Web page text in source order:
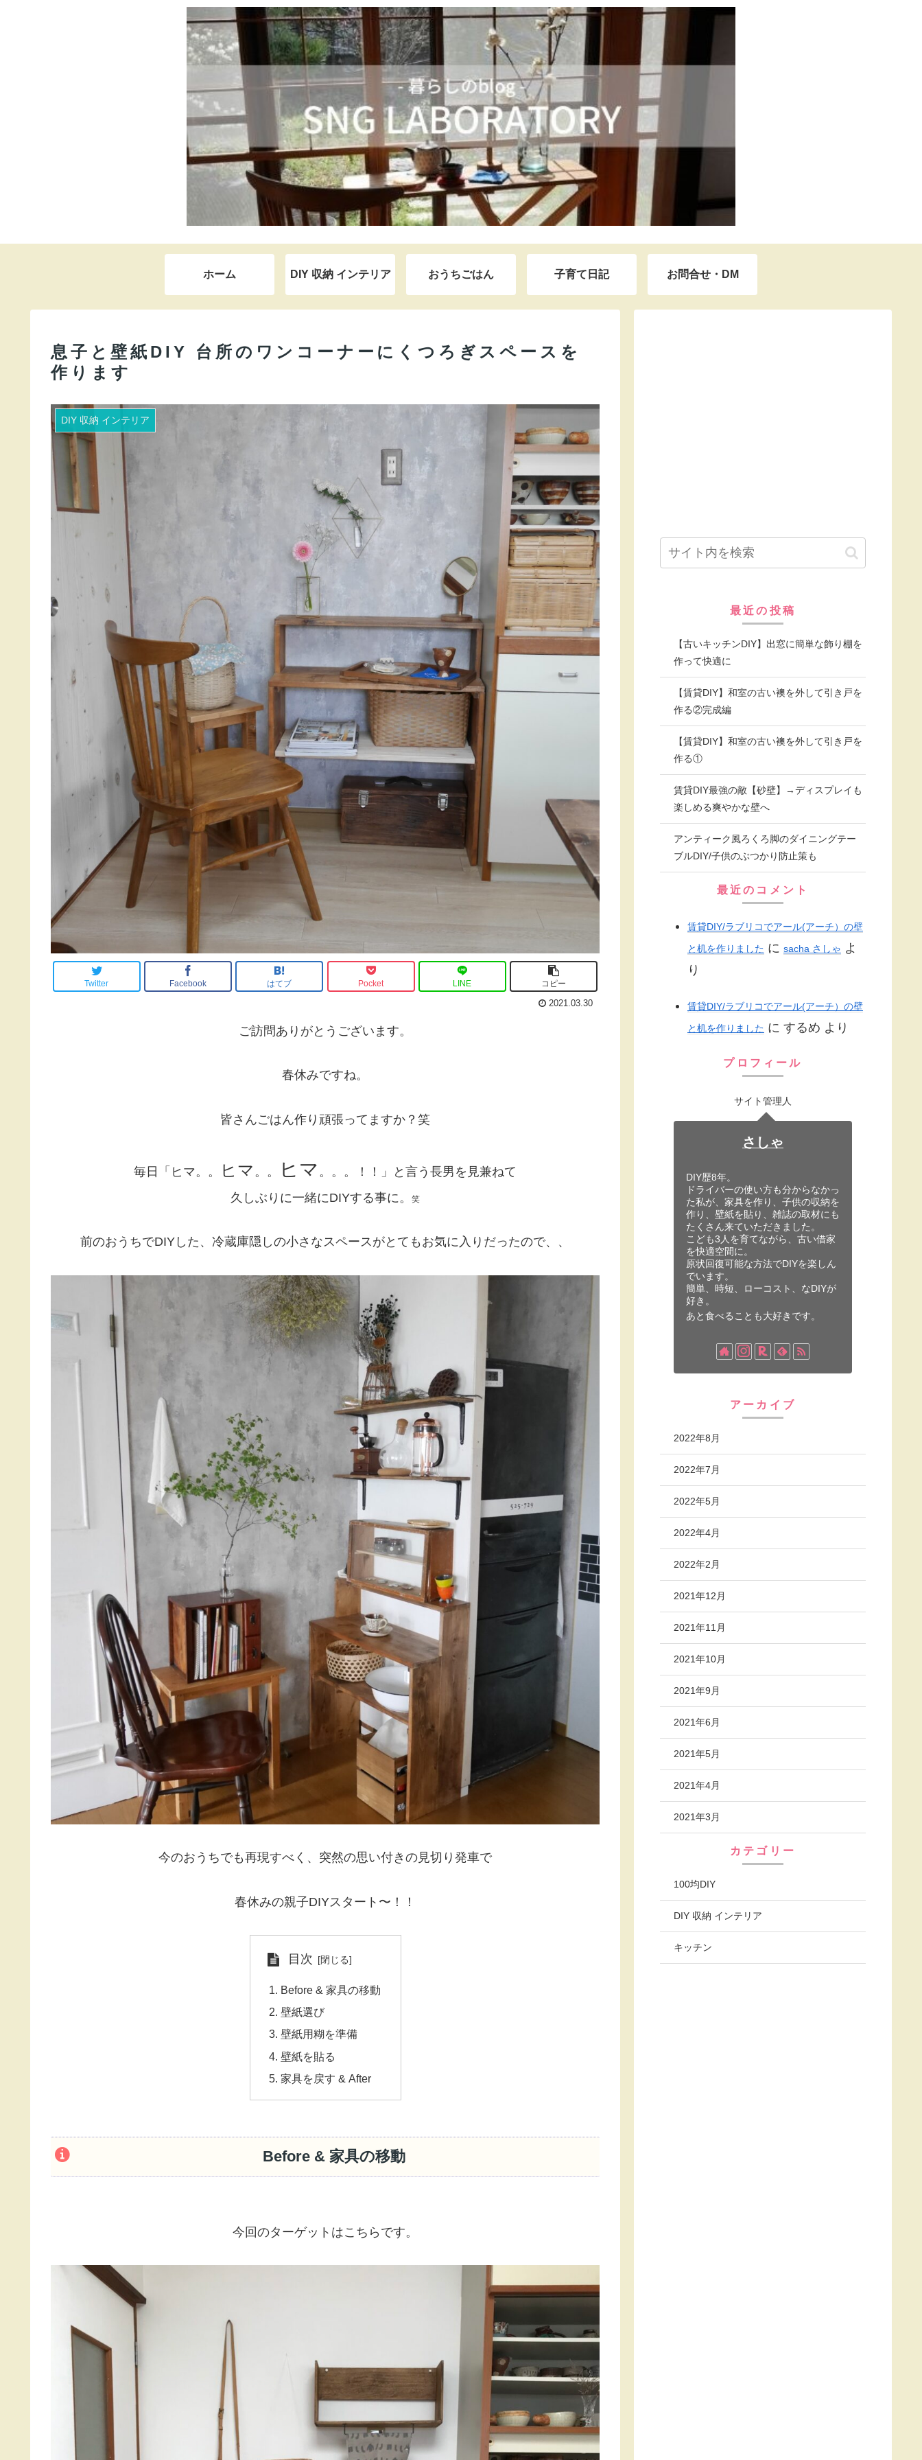
ホーム DIY 収納 インテリア おうちごはん 子育て日記 お問合せ・DM
息子と壁紙DIY 台所のワンコーナーにくつろぎスペースを
作ります
DIY 収納 インテリア
Twitter Facebook はてブ Pocket LINE コピー
2021.03.30
ご訪問ありがとうございます。
春休みですね。
皆さんごはん作り頑張ってますか？笑
毎日「ヒマ。。 ヒマ 。。 ヒマ 。。。！！」と言う長男を見兼ねて
久しぶりに一緒にDIYする事に。
笑
前のおうちでDIYした、冷蔵庫隠しの小さなスペースがとてもお気に入りだったので、、
今のおうちでも再現すべく、突然の思い付きの見切り発車で
春休みの親子DIYスタート〜！！
目次
Before & 家具の移動
壁紙選び
壁紙用糊を準備
壁紙を貼る
家具を戻す & After
Before & 家具の移動
今回のターゲットはこちらです。
最近の投稿
【古いキッチンDIY】出窓に簡単な飾り棚を
作って快適に
【賃貸DIY】和室の古い襖を外して引き戸を
作る②完成編
【賃貸DIY】和室の古い襖を外して引き戸を
作る①
賃貸DIY最強の敵【砂壁】→ディスプレイも
楽しめる爽やかな壁へ
アンティーク風ろくろ脚のダイニングテー
ブルDIY/子供のぶつかり防止策も
最近のコメント
賃貸DIY/ラブリコでアール(アーチ）の壁
と机を作りました に sacha さしゃ よ
り
賃貸DIY/ラブリコでアール(アーチ）の壁
と机を作りました に するめ より
プロフィール
サイト管理人
さしゃ
DIY歴8年。
ドライバーの使い方も分からなかっ
た私が、家具を作り、子供の収納を
作り、壁紙を貼り、雑誌の取材にも
たくさん来ていただきました。
こども3人を育てながら、古い借家
を快適空間に。
原状回復可能な方法でDIYを楽しん
でいます。
簡単、時短、ローコスト、なDIYが
好き。
あと食べることも大好きです。
アーカイブ
2022年8月
2022年7月
2022年5月
2022年4月
2022年2月
2021年12月
2021年11月
2021年10月
2021年9月
2021年6月
2021年5月
2021年4月
2021年3月
カテゴリー
100均DIY
DIY 収納 インテリア
キッチン